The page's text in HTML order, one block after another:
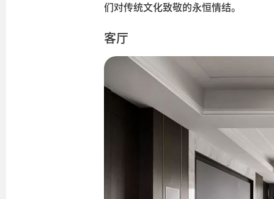
们对传统文化致敬的永恒情结。
客厅